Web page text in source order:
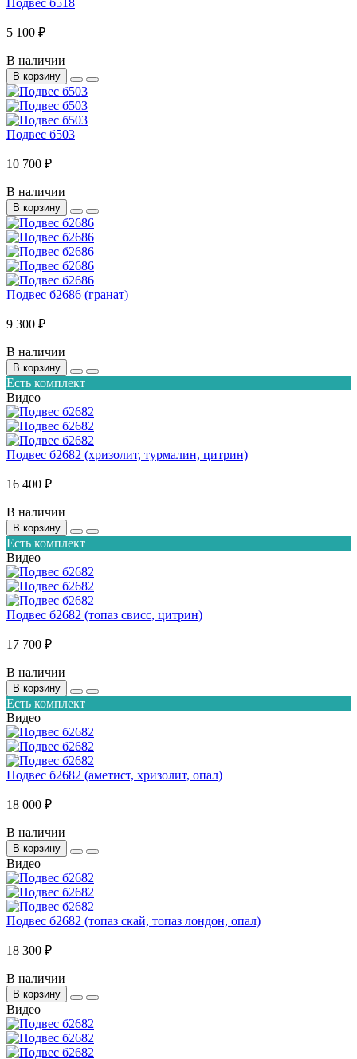
Подвес б518
5 100 ₽
В наличии
В корзину
Подвес б503
10 700 ₽
В наличии
В корзину
Подвес б2686 (гранат)
9 300 ₽
В наличии
В корзину
Есть комплект
Видео
Подвес б2682 (хризолит, турмалин, цитрин)
16 400 ₽
В наличии
В корзину
Есть комплект
Видео
Подвес б2682 (топаз свисс, цитрин)
17 700 ₽
В наличии
В корзину
Есть комплект
Видео
Подвес б2682 (аметист, хризолит, опал)
18 000 ₽
В наличии
В корзину
Видео
Подвес б2682 (топаз скай, топаз лондон, опал)
18 300 ₽
В наличии
В корзину
Видео